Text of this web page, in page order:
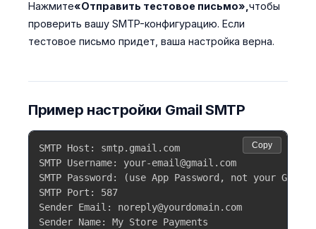
Нажмите«Отправить тестовое письмо», чтобы
проверить вашу SMTP-конфигурацию. Если
тестовое письмо придет, ваша настройка верна.
Пример настройки Gmail SMTP
SMTP Host: smtp.gmail.com
SMTP Username: your-email@gmail.com
SMTP Password: (use App Password, not your Gmail
SMTP Port: 587
Sender Email: noreply@yourdomain.com
Sender Name: My Store Payments
Copy